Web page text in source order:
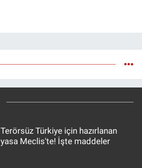
Terörsüz Türkiye için hazırlanan
yasa Meclis'te! İşte maddeler